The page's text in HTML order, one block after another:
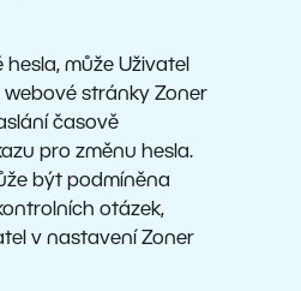
hesla, může Uživatel
stránky Zoner
časově
pro změnu hesla.
být podmíněna
otázek,
v nastavení Zoner